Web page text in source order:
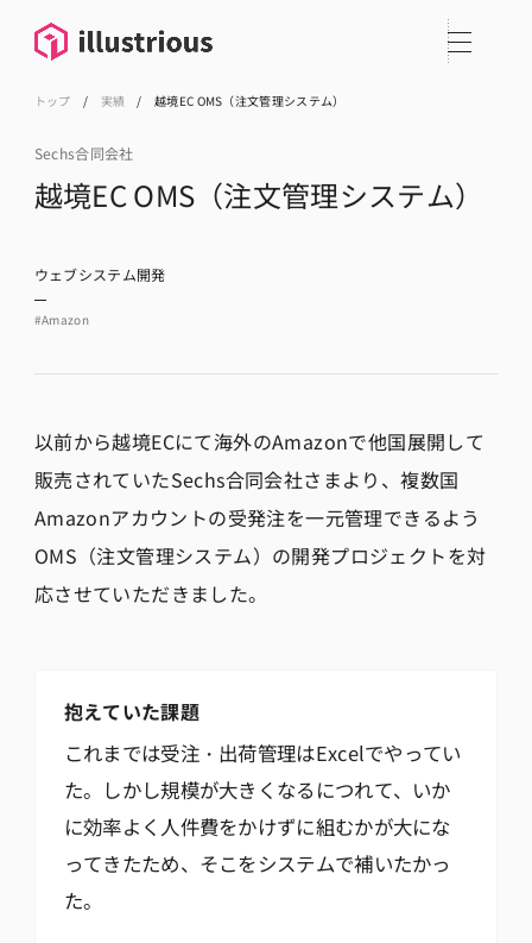
トップ / 実績 /越境EC OMS（注文管理システム）
Sechs合同会社
越境EC OMS（注文管理システム）
ウェブシステム開発
#Amazon
以前から越境ECにて海外のAmazonで他国展開して
販売されていたSechs合同会社さまより、複数国
Amazonアカウントの受発注を一元管理できるよう
OMS（注文管理システム）の開発プロジェクトを対
応させていただきました。
抱えていた課題
これまでは受注・出荷管理はExcelでやってい
た。しかし規模が大きくなるにつれて、いか
に効率よく人件費をかけずに組むかが大にな
ってきたため、そこをシステムで補いたかっ
た。